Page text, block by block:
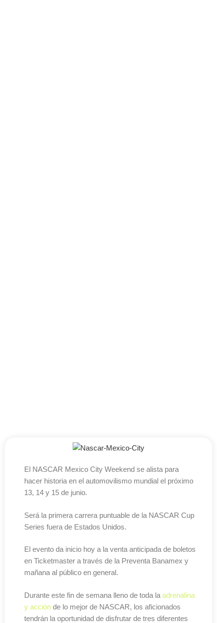
El NASCAR Mexico City Weekend se alista para
hacer historia en el automovilismo mundial el próximo
13, 14 y 15 de junio.
Será la primera carrera puntuable de la NASCAR Cup
Series fuera de Estados Unidos.
El evento da inicio hoy a la venta anticipada de boletos
en Ticketmaster a través de la Preventa Banamex y
mañana al público en general.
Durante este fin de semana lleno de toda la adrenalina
y acción de lo mejor de NASCAR, los aficionados
tendrán la oportunidad de disfrutar de tres diferentes